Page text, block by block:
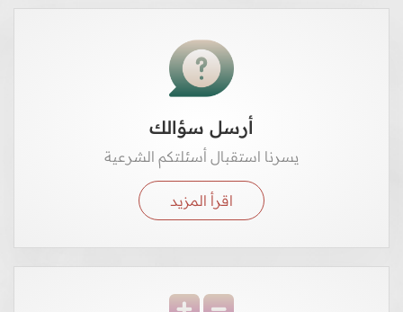
أرسل سؤالك
يسرنا استقبال أسئلتكم الشرعية
اقرأ المزيد